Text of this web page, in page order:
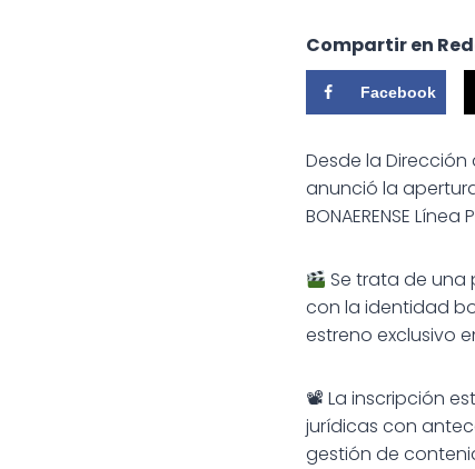
Compartir en
Facebook
Desde la Dirección
anunció la apertura
BONAERENSE
Se trata de
con la identidad
estreno exclusivo
📽 La inscripción
jurídicas con
gestión de